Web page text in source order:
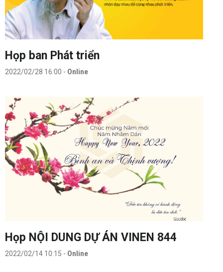
Họp ban Phát triển
2022/02/28 16:00 - Online
Họp NỘI DUNG DỰ ÁN VINEN 844
2022/02/14 10:15 - Online